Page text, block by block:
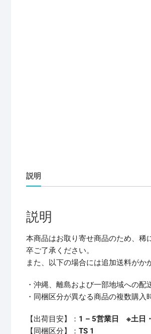
説明
説明
本商品はお取り寄せ商品のため、稀
卒ご了承ください。
また、以下の場合には追加送料がか
・沖縄、離島および一部地域への配
・同梱区分が異なる商品の複数購入
【出荷目安】： 1 – 5営業日 ※土日
【同梱区分】： TS 1